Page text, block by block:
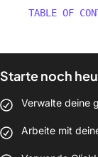
TABLE OF
Starte noch
Verwalte deine
Arbeite mit